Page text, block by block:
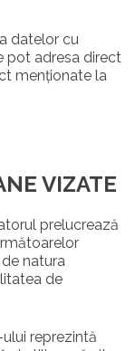
datelor cu
pot adresa direct
menționate la
VIZATE
prelucrează
natura
de
reprezintă